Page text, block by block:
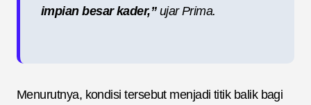
impian besar kader,”ujar Prima.
Menurutnya, kondisi tersebut menjadi titik balik bagi